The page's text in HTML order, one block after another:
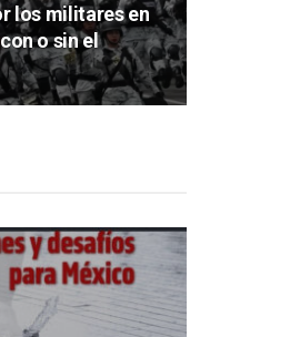
los militares en
o sin el